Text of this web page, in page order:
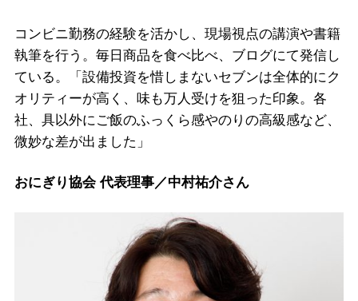
コンビニ勤務の経験を活かし、現場視点の講演や書籍
執筆を行う。毎日商品を食べ比べ、ブログにて発信し
ている。「設備投資を惜しまないセブンは全体的にク
オリティーが高く、味も万人受けを狙った印象。各
社、具以外にご飯のふっくら感やのりの高級感など、
微妙な差が出ました」
おにぎり協会 代表理事／中村祐介さん